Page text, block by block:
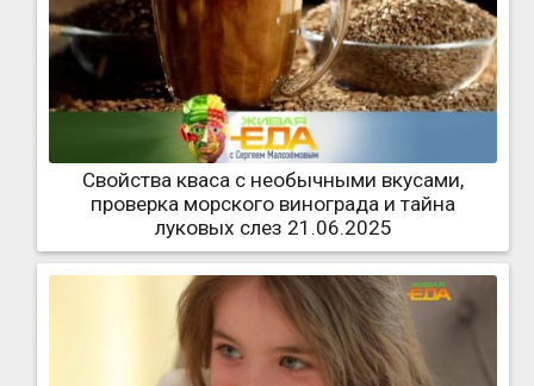
Свойства кваса с необычными вкусами,
проверка морского винограда и тайна
луковых слез 21.06.2025